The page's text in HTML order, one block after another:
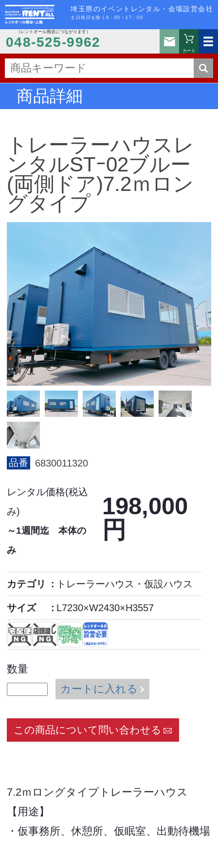
埼玉県のイベントレンタル・会場設営会社
土日祝日を除く9：00～17：00
（レントオール熊谷につながります）
048-525-9962 お問い
カート
商品詳細
トレーラーハウスレ
ンタルSTｰ02ブルー
(両側ドア)7.2ｍロン
グタイプ
品番 6830011320
レンタル価格(税込
み)
～1週間迄 本体の
み
198,000
円
カテゴリ トレーラーハウス・仮設ハウス
サイズ L7230×W2430×H3557
数量
カートに入れる
この商品について問い合わせる
7.2ｍロングタイプトレーラーハウス
【用途】
・仮事務所、休憩所、仮眠室、出動待機場